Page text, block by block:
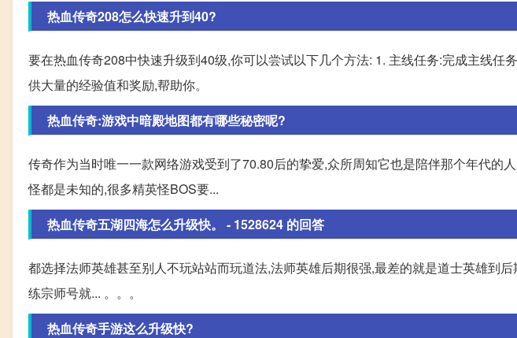
热血传奇208怎么快速升到40?
要在热血传奇208中快速升级到40级,你可以尝试以下几个方法: 1. 主线任务:完成主线任
供大量的经验值和奖励,帮助你。
热血传奇:游戏中暗殿地图都有哪些秘密呢?
传奇作为当时唯一一款网络游戏受到了70.80后的挚爱,众所周知它也是陪伴那个年代的
怪都是未知的,很多精英怪BOS要...
热血传奇五湖四海怎么升级快。 - 1528624 的回答
都选择法师英雄甚至别人不玩站站而玩道法,法师英雄后期很强,最差的就是道士英雄到
练宗师号就... 。。。
热血传奇手游这么升级快?